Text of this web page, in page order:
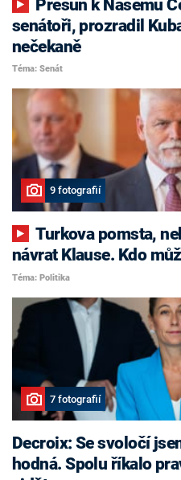
senátoři, prozradil
nečekaně
Téma: Senát
9 fotografií
Turkova pomsta, nekonfliktní Havlíček i
návrat Klause. Kdo
Téma: Politika
7 fotografií
Decroix: Se svoločí
hodná. Spolu říkalo